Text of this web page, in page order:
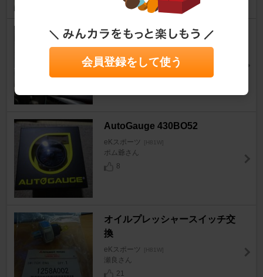
HKT サーモスタット 88℃
eKスポーツ [H81W]
瀬良さん
AutoGauge 430BO52
eKスポーツ [H81W]
ポム爺さん
8
オイルプレッシャースイッチ交
換
eKスポーツ [H81W]
瀬良さん
21
会員登録をして使う